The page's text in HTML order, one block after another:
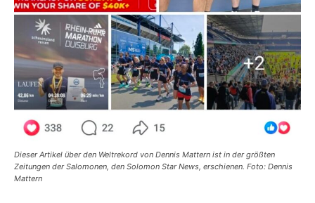
Dieser Artikel über den Weltrekord von Dennis Mattern ist in der größten
Zeitungen der Salomonen, den Solomon Star News, erschienen. Foto: Dennis
Mattern